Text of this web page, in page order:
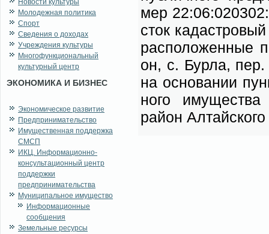
Новости культуры
Молодежная политика
Спорт
Сведения о доходах
Учреждения культуры
Многофункциональный
культурный центр
ЭКОНОМИКА И БИЗНЕС
Экономическое развитие
Предпринимательство
Имущественная поддержка
СМСП
ИКЦ. Информационно-
консультационный центр
поддержки
предпринимательства
Муниципальное имущество
Информационные
сообщения
Земельные ресурсы
мер
сток
рас­по­ло­жен­ные
он, с. Бур­ла,
на ос­но­ва­нии
но­го иму­ще­ства
рай­он